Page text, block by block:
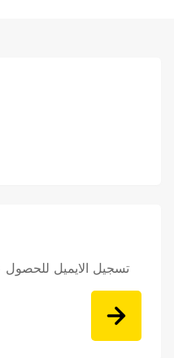
تسجيل الايميل